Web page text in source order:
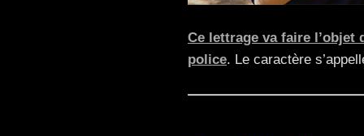
Ce lettrage va faire l’objet
police. Le caractère